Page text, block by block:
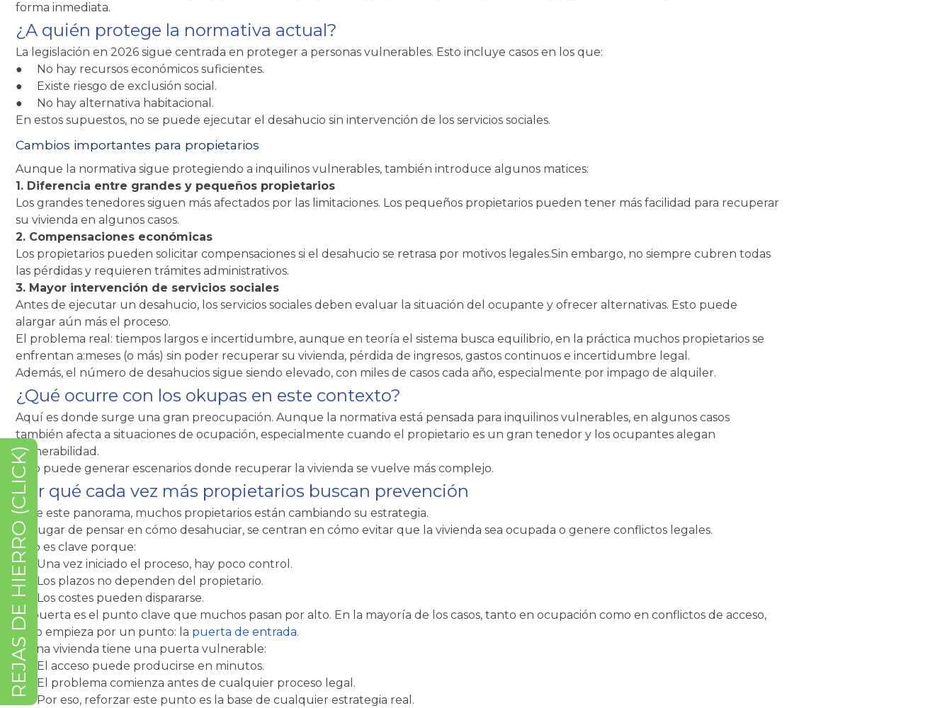
forma inmediata.
¿A quién protege la normativa actual?
La legislación en 2026 sigue centrada en proteger a personas vulnerables. Esto incluye casos en los que:
●
No hay recursos económicos suficientes.
●
Existe riesgo de exclusión social.
●
No hay alternativa habitacional.
En estos supuestos, no se puede ejecutar el desahucio sin intervención de los servicios sociales.
Cambios importantes para propietarios
Aunque la normativa sigue protegiendo a inquilinos vulnerables, también introduce algunos matices:
1. Diferencia entre grandes y pequeños propietarios
Los grandes tenedores siguen más afectados por las limitaciones. Los pequeños propietarios pueden tener más facilidad para recuperar
su vivienda en algunos casos.
2. Compensaciones económicas
Los propietarios pueden solicitar compensaciones si el desahucio se retrasa por motivos legales.Sin embargo, no siempre cubren todas
las pérdidas y requieren trámites administrativos.
3. Mayor intervención de servicios sociales
Antes de ejecutar un desahucio, los servicios sociales deben evaluar la situación del ocupante y ofrecer alternativas. Esto puede
alargar aún más el proceso.
El problema real: tiempos largos e incertidumbre, aunque en teoría el sistema busca equilibrio, en la práctica muchos propietarios se
enfrentan a:meses (o más) sin poder recuperar su vivienda, pérdida de ingresos, gastos continuos e incertidumbre legal.
Además, el número de desahucios sigue siendo elevado, con miles de casos cada año, especialmente por impago de alquiler.
¿Qué ocurre con los okupas en este contexto?
Aquí es donde surge una gran preocupación. Aunque la normativa está pensada para inquilinos vulnerables, en algunos casos
también afecta a situaciones de ocupación, especialmente cuando el propietario es un gran tenedor y los ocupantes alegan
vulnerabilidad.
Esto puede generar escenarios donde recuperar la vivienda se vuelve más complejo.
Por qué cada vez más propietarios buscan prevención
Ante este panorama, muchos propietarios están cambiando su estrategia.
En lugar de pensar en cómo desahuciar, se centran en cómo evitar que la vivienda sea ocupada o genere conflictos legales.
Esto es clave porque:
● Una vez iniciado el proceso, hay poco control.
●
Los plazos no dependen del propietario.
●
Los costes pueden dispararse.
La puerta es el punto clave que muchos pasan por alto. En la mayoría de los casos, tanto en ocupación como en conflictos de acceso,
todo empieza por un punto: la puerta de entrada.
Si una vivienda tiene una puerta vulnerable:
●
El acceso puede producirse en minutos.
●
El problema comienza antes de cualquier proceso legal.
●Por eso, reforzar este punto es la base de cualquier estrategia real.
REJAS DE HIERRO (CLICK)